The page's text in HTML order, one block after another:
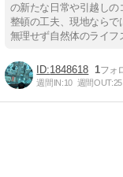
の新たな日常や引越し
整頓の工夫、現地ならで
無理せず自然体のライフ
1848618 1
週間IN:10 週間OUT:25